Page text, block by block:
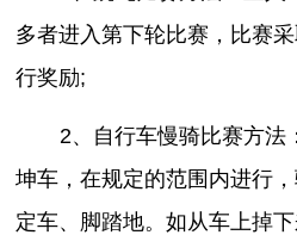
多者进入第下轮比赛，比赛
行奖励;
2、自行车慢骑比赛方法
坤车，在规定的范围内进行
定车、脚踏地。如从车上掉